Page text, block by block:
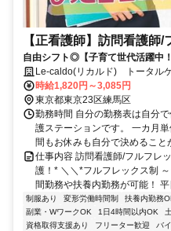
【正看護師】訪問看護師/
自由シフト◎【子育て世代活躍中
施！】Le-caldo(リカルド) トータル
時給1,820円～3,085円
東京都東京23区練馬区
勤務時間 自分の勤務表は自分
護ステーションです。 一カ月
間もお休みも自分で決めること
仕事内容 訪問看護師/フルフレ
護！* ＼＼*フルフレックス制
間勤務や扶養内勤務が可能！
制服あり 変形労働時間制 扶養内勤務
副業・WワークOK
1日4時間以内OK
資格取得支援あり
フリーター歓迎 バ